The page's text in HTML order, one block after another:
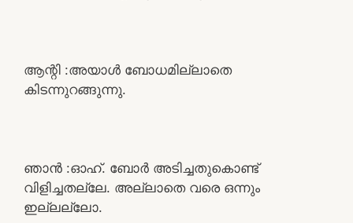
ആന്റി :അയാൾ ബോധമില്ലാതെ
കിടന്നുറങ്ങുന്നു.
ഞാൻ :ഓഹ്. ബോർ അടിച്ചതുകൊണ്ട്
വിളിച്ചതല്ലേ. അല്ലാതെ വരെ ഒന്നും
ഇല്ലല്ലോ.